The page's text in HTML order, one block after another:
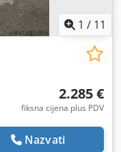
1 / 11
2.285 €
fiksna cijena plus PDV
Nazvati